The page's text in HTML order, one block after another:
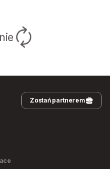
Zostań partnerem